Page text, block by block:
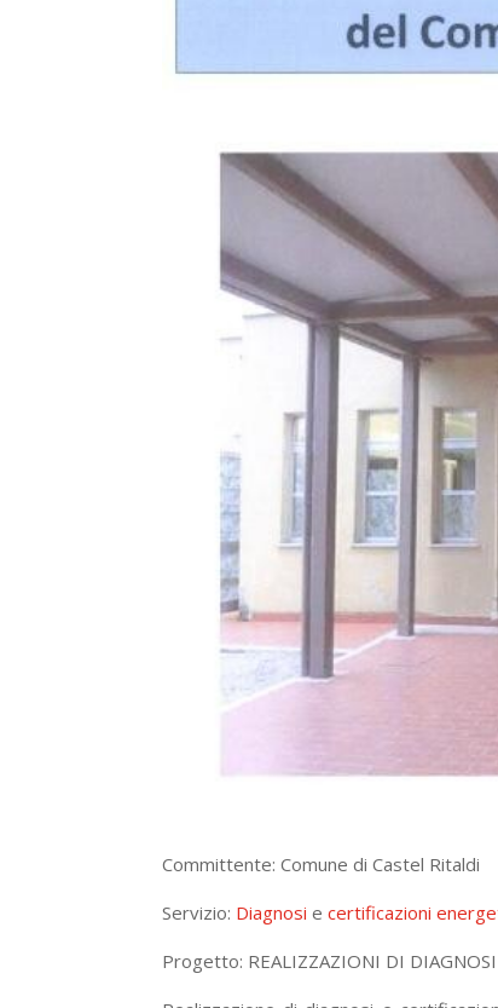
Committente: Comune di Castel Ritaldi
Servizio: Diagnosi ecertificazioni
Progetto: REALIZZAZIONI DI DIAGNOSI